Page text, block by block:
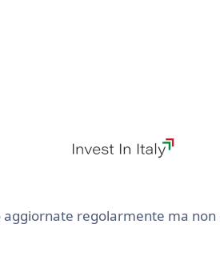
regolarmente ma